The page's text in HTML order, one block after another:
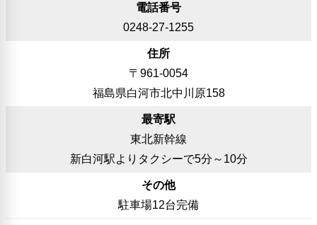
電話番号
0248-27-1255
住所
〒961-0054
福島県白河市北中川原158
最寄駅
東北新幹線
新白河駅よりタクシーで5分～10分
その他
駐車場12台完備